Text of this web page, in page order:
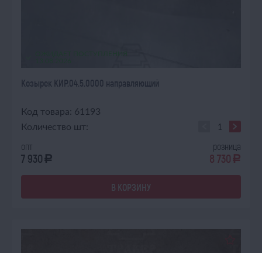
Козырек КИР.04.5.0000 направляющий
Код товара: 61193
Количество шт:
опт
7 930 a
розница
8 730 a
В КОРЗИНУ